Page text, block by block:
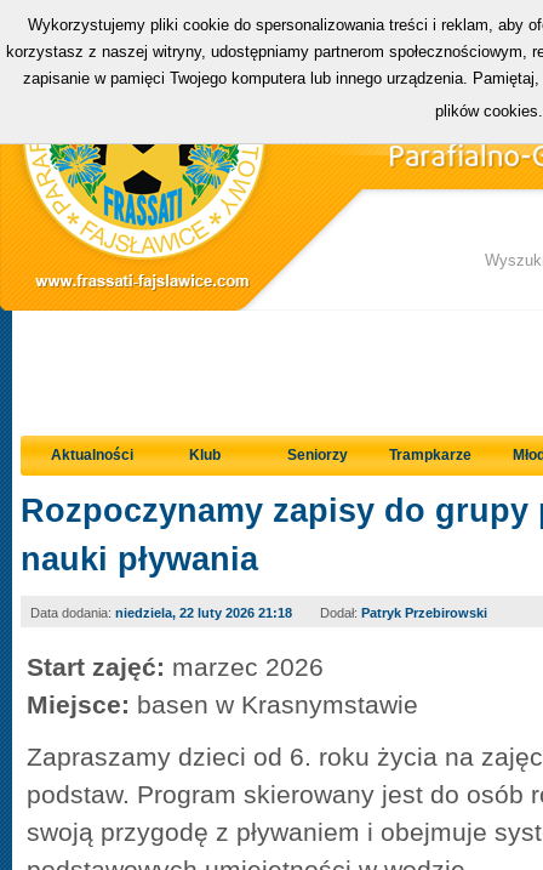
Aktualności Klub Seniorzy Trampkarze
Rozpoczynamy zapisy do grupy
nauki pływania
Data dodania: niedziela, 22 luty 2026 21:18 Dodał: Patryk Przebirowski
Start zajęć: marzec 2026
Miejsce: basen w Krasnymstawie
Zapraszamy dzieci od 6. roku życia na
podstaw. Program skierowany jest do osób
swoją przygodę z pływaniem i obejmuje
Wykorzystujemy pliki cookie do spersonalizowania treści i reklam, aby
korzystasz z naszej witryny, udostępniamy partnerom
zapisanie w pamięci Twojego komputera lub innego urządzenia.
plików